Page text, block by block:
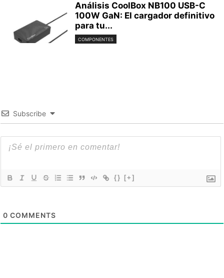
Análisis CoolBox NB100 USB-C
100W GaN: El cargador definitivo
para tu...
COMPONENTES
Subscribe
{} [+]
0 COMMENTS